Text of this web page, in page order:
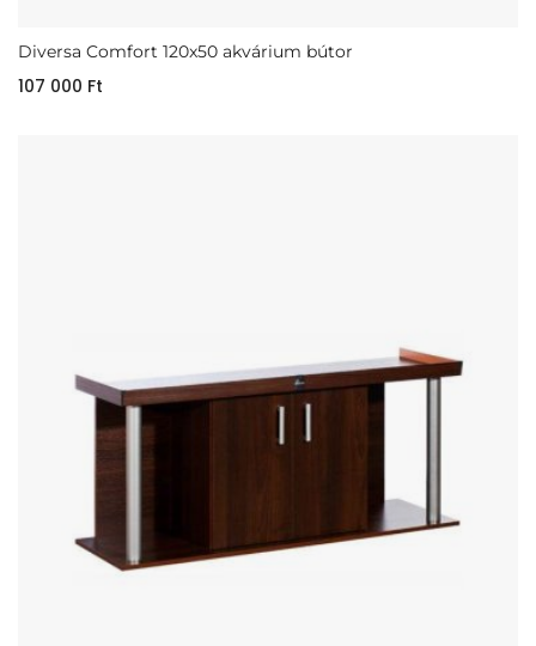
Diversa Comfort 120x50 akvárium bútor
107 000 Ft